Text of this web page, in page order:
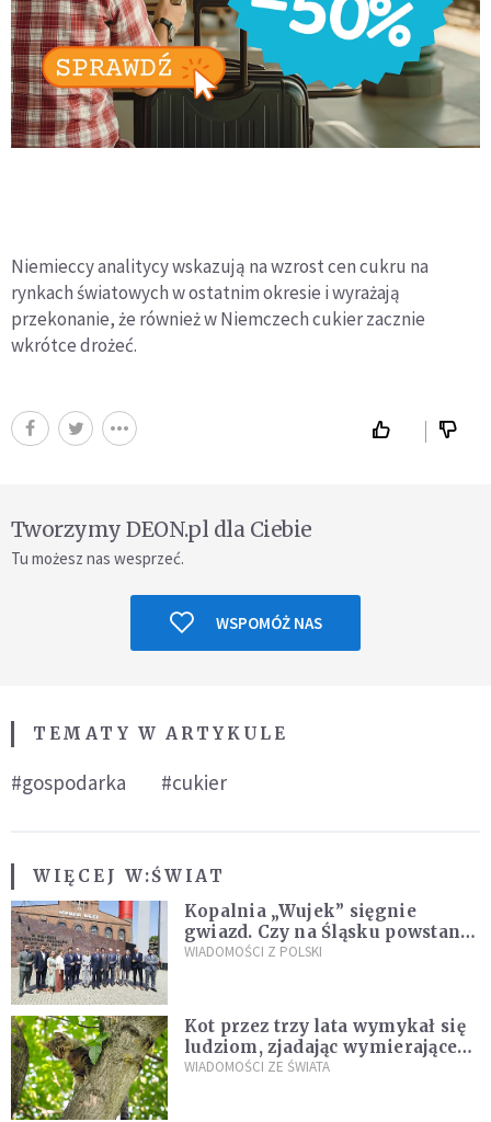
Niemieccy analitycy wskazują na wzrost cen cukru na
rynkach światowych w ostatnim okresie i wyrażają
przekonanie, że również w Niemczech cukier zacznie
wkrótce drożeć.
Tworzymy DEON.pl dla Ciebie
Tu możesz nas wesprzeć.
WSPOMÓŻ NAS
TEMATY W ARTYKULE
#gospodarka #cukier
WIĘCEJ W:ŚWIAT
Kopalnia „Wujek” sięgnie
gwiazd. Czy na Śląsku powstanie
„Dolina Krzemowa”?
WIADOMOŚCI Z POLSKI
Kot przez trzy lata wymykał się
ludziom, zjadając wymierające
kaczki. W końcu popełnił
WIADOMOŚCI ZE ŚWIATA